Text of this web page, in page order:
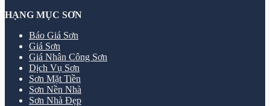
HẠNG MỤC SƠN
Báo Giá Sơn
Giá Sơn
Giá Nhân Công Sơn
Dịch Vụ Sơn
Sơn Mặt Tiền
Sơn Nền Nhà
Sơn Nhà Đẹp